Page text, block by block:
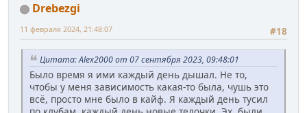
Drebezgi
#18
11 февраля 2024, 21:48:07
Цитата: Alex2000 от 07 сентября 2023, 09:48:01
Было время я ими каждый день дышал. Не то,
чтобы у меня зависимость какая-то была, чушь это
всё, просто мне было в кайф. Я каждый день тусил